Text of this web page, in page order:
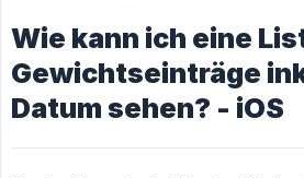
Wie kann ich eine
Gewichtseinträge
Datum sehen? - iOS